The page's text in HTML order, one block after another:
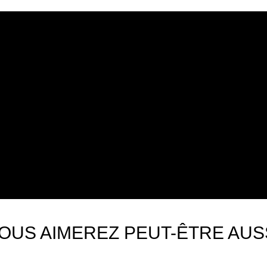
AIMEREZ PEUT-ÊTRE